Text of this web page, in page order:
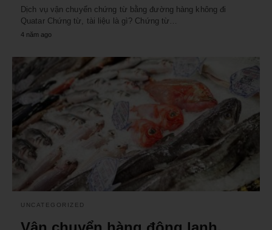
Dịch vụ vận chuyển chứng từ bằng đường hàng không đi
Quatar Chứng từ, tài liệu là gì? Chứng từ…
4 năm ago
UNCATEGORIZED